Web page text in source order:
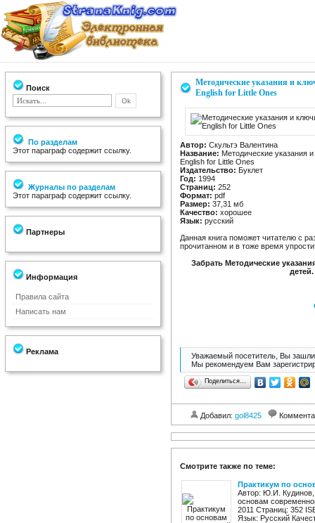
Поиск
По разделам
Этот параграф содержит ссылку.
Журналы по разделам
Этот параграф содержит ссылку.
Партнеры
Информация
Правила сайта
Написать нам
Реклама
Методические указания и
English for Little Ones
Автор: Скультэ Валентина
Название: Методические указания
English for Little Ones
Издательство: Буклет
Год: 1994
Страниц: 252
Формат: pdf
Размер: 37,31 мб
Качество: хорошее
Язык: русский
Данная книга поможет читателю с
прочитанном и в тоже время
Забрать Методические
Уважаемый посетитель, Вы зашли
Мы рекомендуем Вам
Поделиться…
Добавил: gol8425
Смотрите также по теме:
Практикум по
Автор: Ю.И.
основам
2011 Страниц: 352
Язык: Русский